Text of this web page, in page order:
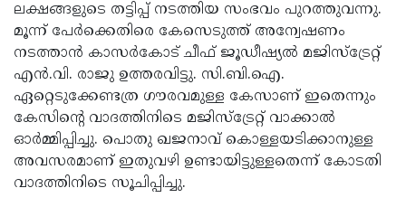
2025
2025
IPL
2025
Eid
Al-
Fitr
2025
Waqf
Bill
Controversy
Vishu
Festival
2025
Good
Friday
Easter
ലക്ഷങ്ങളുടെ തട്ടിപ്പ് നടത്തിയ സംഭവം പുറത്തുവന്നു.
മൂന്ന് പേര്‍ക്കെതിരെ കേസെടുത്ത് അന്വേഷണം
നടത്താന്‍ കാസര്‍കോട് ചീഫ് ജൂഡീഷ്യല്‍ മജിസ്‌ട്രേറ്റ്
എന്‍.വി. രാജു ഉത്തരവിട്ടു. സി.ബി.ഐ.
ഏറ്റെടുക്കേണ്ടത്ര ഗൗരവമുള്ള കേസാണ് ഇതെന്നും
കേസിന്റെ വാദത്തിനിടെ മജിസ്‌ട്രേറ്റ് വാക്കാല്‍
ഓര്‍മ്മിപ്പിച്ചു. പൊതു ഖജനാവ് കൊള്ളയടിക്കാനുള്ള
അവസരമാണ് ഇതുവഴി ഉണ്ടായിട്ടുള്ളതെന്ന് കോടതി
വാദത്തിനിടെ സൂചിപ്പിച്ചു.